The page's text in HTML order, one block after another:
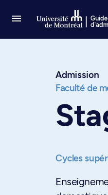
Guide
Admission
Faculté de
Cycles